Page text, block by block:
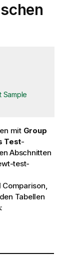
Sample
mit Group
Test-
Abschnitten
t-test-
Comparison,
Tabellen